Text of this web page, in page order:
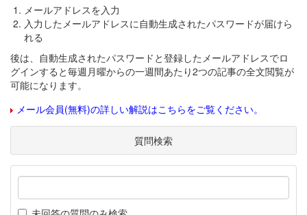
メールアドレスを入力
入力したメールアドレスに自動生成されたパスワードが届けら
れる
後は、自動生成されたパスワードと登録したメールアドレスでロ
グインすると毎週月曜からの一週間あたり2つの記事の全文閲覧が
可能になります。
メール会員(無料)の詳しい解説はこちらをご覧ください。
質問検索